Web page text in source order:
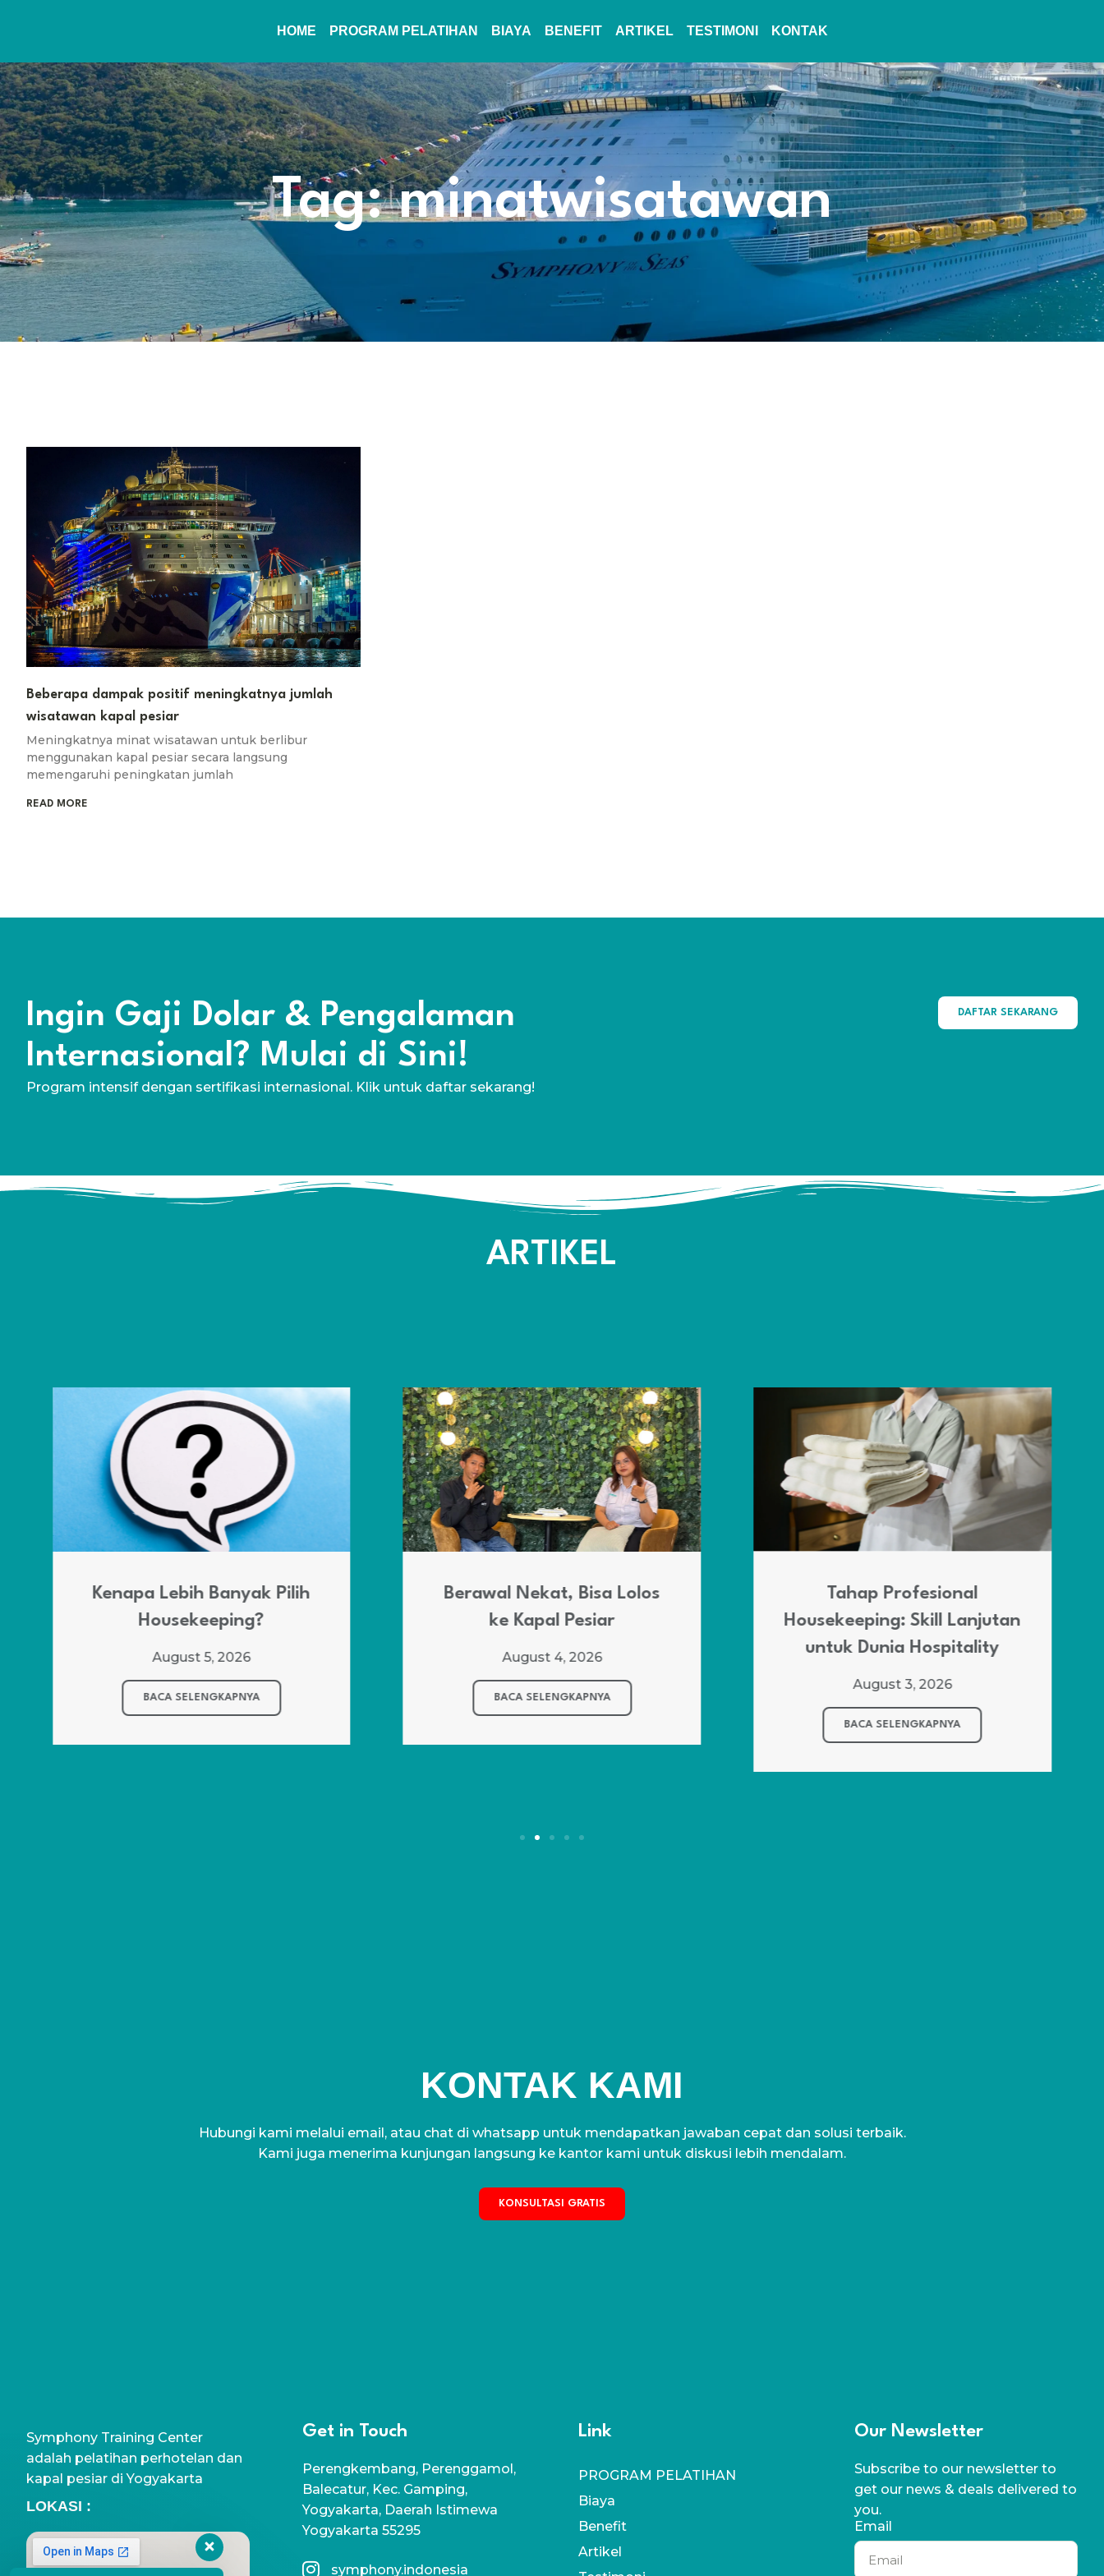
HOME PROGRAM PELATIHAN BIAYA BENEFIT ARTIKEL TESTIMONI KONTAK
Tag: minatwisatawan
Beberapa dampak positif meningkatnya jumlah
wisatawan kapal pesiar
Meningkatnya minat wisatawan untuk berlibur
menggunakan kapal pesiar secara langsung
memengaruhi peningkatan jumlah
READ MORE
Ingin Gaji Dolar & Pengalaman
Internasional? Mulai di Sini!
Program intensif dengan sertifikasi internasional. Klik untuk daftar sekarang!
DAFTAR SEKARANG
ARTIKEL
Kenapa Lebih Banyak Pilih
Housekeeping?
August 5, 2026
BACA SELENGKAPNYA
Berawal Nekat, Bisa Lolos
ke Kapal Pesiar
August 4, 2026
BACA SELENGKAPNYA
Tahap Profesional
Housekeeping: Skill Lanjutan
untuk Dunia Hospitality
August 3, 2026
BACA SELENGKAPNYA
KONTAK KAMI
Hubungi kami melalui email, atau chat di whatsapp untuk mendapatkan jawaban cepat dan solusi terbaik.
Kami juga menerima kunjungan langsung ke kantor kami untuk diskusi lebih mendalam.
KONSULTASI GRATIS
Symphony Training Center
adalah pelatihan perhotelan dan
kapal pesiar di Yogyakarta
LOKASI :
Get in Touch
Perengkembang, Perenggamol,
Balecatur, Kec. Gamping,
Yogyakarta, Daerah Istimewa
Yogyakarta 55295
symphony.indonesia
Link
PROGRAM PELATIHAN
Biaya
Benefit
Artikel
Our Newsletter
Subscribe to our newsletter to
get our news & deals delivered to
you.
Email